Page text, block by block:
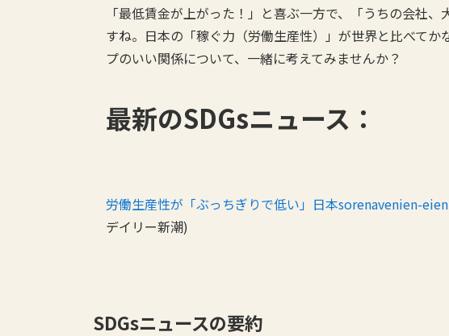
「最低賃金が上がった！」と喜ぶ一方で、「うちの会社
すね。日本の「稼ぐ力（労働生産性）」が世界と比べて
プのいい関係について、一緒に考えてみませんか？
最新のSDGsニュース：
労働生産性が「ぶっちぎりで低い」日本sorenavenien-
デイリー新潮)
SDGsニュースの要約